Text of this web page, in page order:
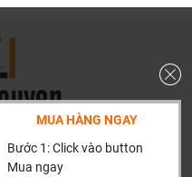
MUA HÀNG NGAY
Bước 1: Click vào button
Mua ngay
Trạch, Hoài Đức, Hà Nội